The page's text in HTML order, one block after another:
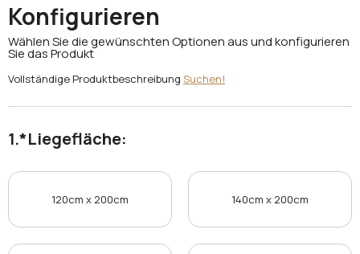
Konfigurieren
Wählen Sie die gewünschten Optionen aus und konfigurieren
Sie das Produkt
Vollständige Produktbeschreibung Suchen!
*Liegefläche:
120cm x 200cm 140cm x 200cm